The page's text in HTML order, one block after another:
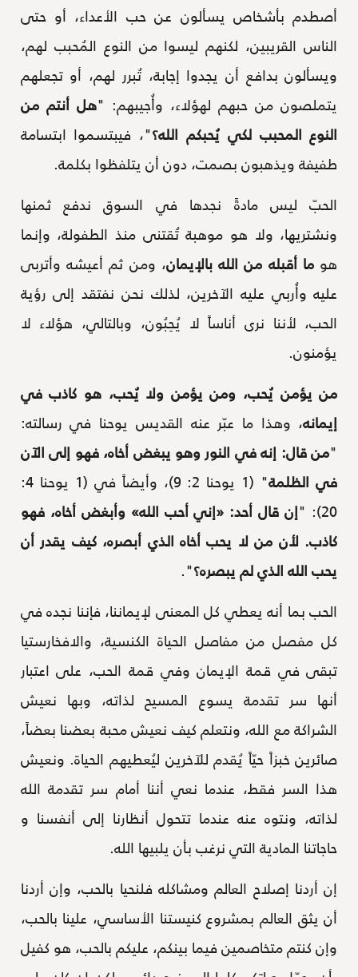
أصطدم بأشخاص يسألون عن حب الأعداء، أو حتى
الناس القريبين، لكنهم ليسوا من النوع المُحبب لهم،
ويسألون بدافع أن يجدوا إجابة، تُبرر لهم، أو تجعلهم
يتملصون من حبهم لهؤلاء، وأُجيبهم: "هل أنتم من
النوع المحبب لكي يُحبكم الله؟"، فيبتسموا ابتسامة
طفيفة ويذهبون بصمت، دون أن يتلفظوا بكلمة.
الحبّ ليس مادةً نجدها في السوق ندفع ثمنها
ونشتريها، ولا هو موهبة تُقتنى منذ الطفولة، وإنما
هو ما أقبله من الله بالإيمان، ومن ثم أعيشه وأتربى
عليه وأُربي عليه الآخرين، لذلك نحن نفتقد إلى رؤية
الحب، لأننا نرى أناساً لا يُحِبُون، وبالتالي، هؤلاء لا
يؤمنون.
من يؤمن يُحب، ومن يؤمن ولا يُحب، هو كاذب في
إيمانه، وهذا ما عبّر عنه القديس يوحنا في رسالته:
"من قال: إنه في النور وهو يبغض أخاه، فهو إلى الآن
في الظلمة
" (1 يوحنا 2: 9)، وأيضاً في (1 يوحنا 4:
20): "
إن قال أحد: «إني أحب الله» وأبغض أخاه، فهو
كاذب. لأن من لا يحب أخاه الذي أبصره، كيف يقدر أن
يحب الله الذي لم يبصره؟".
الحب بما أنه يعطي كل المعنى لإيماننا، فإننا نجده في
كل مفصل من مفاصل الحياة الكنسية، والافخارستيا
تبقى في قمة الإيمان وفي قمة الحب، على اعتبار
أنها سر تقدمة يسوع المسيح لذاته، وبها نعيش
الشراكة مع الله، ونتعلم كيف نعيش محبة بعضنا بعضاً،
صائرين خبزاً حيّاً يُقدم للآخرين ليُعطيهم الحياة. ونعيش
هذا السر فقط، عندما نعي أننا أمام سر تقدمة الله
لذاته، ونتوه عنه عندما تتحول أنظارنا إلى أنفسنا و
حاجاتنا المادية التي نرغب بأن يلبيها الله.
إن أردنا إصلاح العالم ومشاكله فلنحيا بالحب، وإن أردنا
أن يثق العالم بمشروع كنيستنا الأساسي، علينا بالحب،
وإن كنتم متخاصمين فيما بينكم، عليكم بالحب، هو كفيل